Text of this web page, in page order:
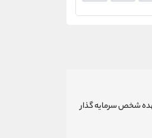
شخص سرمایه گذار